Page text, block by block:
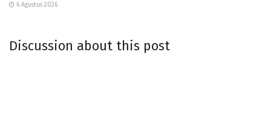
6 Agustus 2026
Discussion about this post